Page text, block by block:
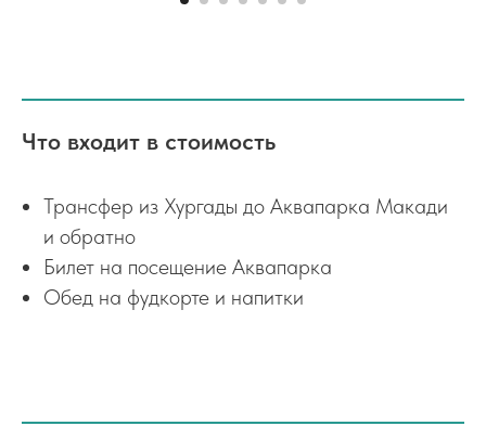
Что входит в стоимость
Трансфер из Хургады до Аквапарка Макади
и обратно
Билет на посещение Аквапарка
Обед на фудкорте и напитки